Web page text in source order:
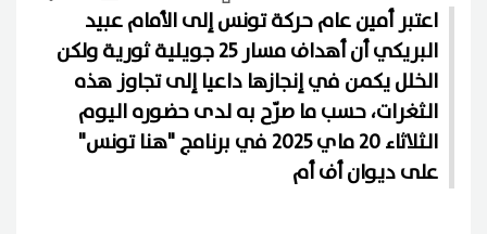
اعتبر أمين عام حركة تونس إلى الأمام عبيد
البريكي أن أهداف مسار 25 جويلية ثورية ولكن
الخلل يكمن في إنجازها داعيا إلى تجاوز هذه
الثغرات، حسب ما صرّح به لدى حضوره اليوم
الثلاثاء 20 ماي 2025 في برنامج "هنا تونس"
على ديوان أف أم